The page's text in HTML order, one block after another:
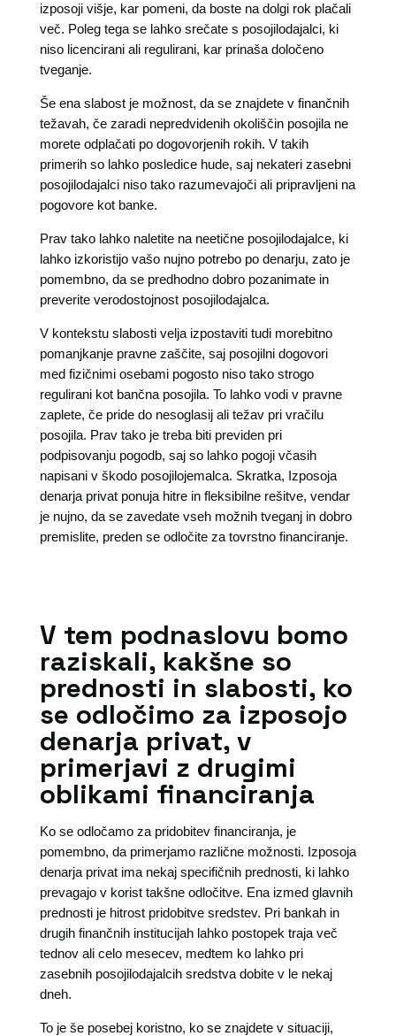
izposoji višje, kar pomeni, da boste na dolgi rok plačali
več. Poleg tega se lahko srečate s posojilodajalci, ki
niso licencirani ali regulirani, kar prinaša določeno
tveganje.
Še ena slabost je možnost, da se znajdete v finančnih
težavah, če zaradi nepredvidenih okoliščin posojila ne
morete odplačati po dogovorjenih rokih. V takih
primerih so lahko posledice hude, saj nekateri zasebni
posojilodajalci niso tako razumevajoči ali pripravljeni na
pogovore kot banke.
Prav tako lahko naletite na neetične posojilodajalce, ki
lahko izkoristijo vašo nujno potrebo po denarju, zato je
pomembno, da se predhodno dobro pozanimate in
preverite verodostojnost posojilodajalca.
V kontekstu slabosti velja izpostaviti tudi morebitno
pomanjkanje pravne zaščite, saj posojilni dogovori
med fizičnimi osebami pogosto niso tako strogo
regulirani kot bančna posojila. To lahko vodi v pravne
zaplete, če pride do nesoglasij ali težav pri vračilu
posojila. Prav tako je treba biti previden pri
podpisovanju pogodb, saj so lahko pogoji včasih
napisani v škodo posojilojemalca. Skratka, Izposoja
denarja privat ponuja hitre in fleksibilne rešitve, vendar
je nujno, da se zavedate vseh možnih tveganj in dobro
premislite, preden se odločite za tovrstno financiranje.
V tem podnaslovu bomo
raziskali, kakšne so
prednosti in slabosti, ko
se odločimo za izposojo
denarja privat, v
primerjavi z drugimi
oblikami financiranja
Ko se odločamo za pridobitev financiranja, je
pomembno, da primerjamo različne možnosti. Izposoja
denarja privat ima nekaj specifičnih prednosti, ki lahko
prevagajo v korist takšne odločitve. Ena izmed glavnih
prednosti je hitrost pridobitve sredstev. Pri bankah in
drugih finančnih institucijah lahko postopek traja več
tednov ali celo mesecev, medtem ko lahko pri
zasebnih posojilodajalcih sredstva dobite v le nekaj
dneh.
To je še posebej koristno, ko se znajdete v situaciji,